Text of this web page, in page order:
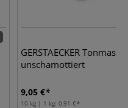
GERSTAECKER
unschamottiert
9,05 €
10 kg | 1 kg: 0,91 €